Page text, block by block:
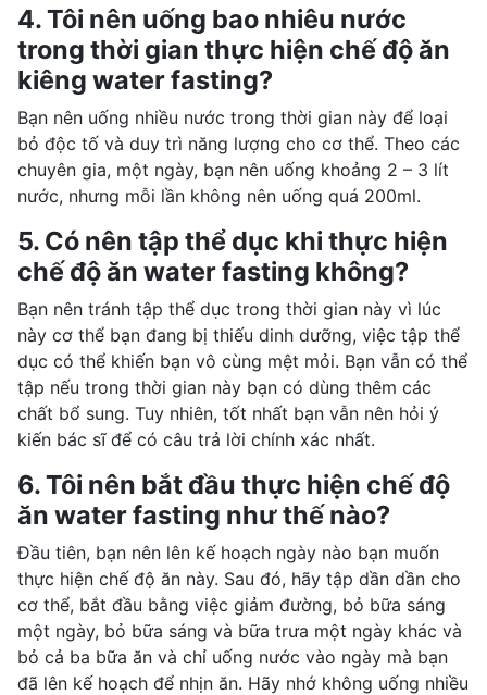
4. Tôi nên uống bao nhiêu nước
trong thời gian thực hiện chế độ ăn
kiêng water fasting?
Bạn nên uống nhiều nước trong thời gian này để loại
bỏ độc tố và duy trì năng lượng cho cơ thể. Theo các
chuyên gia, một ngày, bạn nên uống khoảng 2 – 3 lít
nước, nhưng mỗi lần không nên uống quá 200ml.
5. Có nên tập thể dục khi thực hiện
chế độ ăn water fasting không?
Bạn nên tránh tập thể dục trong thời gian này vì lúc
này cơ thể bạn đang bị thiếu dinh dưỡng, việc tập thể
dục có thể khiến bạn vô cùng mệt mỏi. Bạn vẫn có thể
tập nếu trong thời gian này bạn có dùng thêm các
chất bổ sung. Tuy nhiên, tốt nhất bạn vẫn nên hỏi ý
kiến bác sĩ để có câu trả lời chính xác nhất.
6. Tôi nên bắt đầu thực hiện chế độ
ăn water fasting như thế nào?
Đầu tiên, bạn nên lên kế hoạch ngày nào bạn muốn
thực hiện chế độ ăn này. Sau đó, hãy tập dần dần cho
cơ thể, bắt đầu bằng việc giảm đường, bỏ bữa sáng
một ngày, bỏ bữa sáng và bữa trưa một ngày khác và
bỏ cả ba bữa ăn và chỉ uống nước vào ngày mà bạn
đã lên kế hoạch để nhịn ăn. Hãy nhớ không uống nhiều